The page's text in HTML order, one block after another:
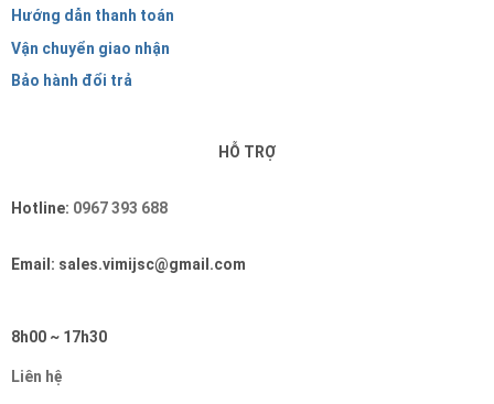
Hướng dẫn thanh toán
Vận chuyển giao nhận
Bảo hành đổi trả
HỖ TRỢ
Hotline: 0967 393 688
Email: sales.vimijsc@gmail.com
8h00 ~ 17h30
Liên hệ